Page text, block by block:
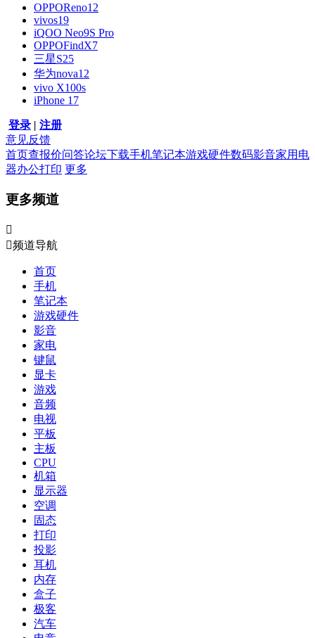
OPPOReno12
vivos19
iQOO Neo9S Pro
OPPOFindX7
三星S25
华为nova12
vivo X100s
iPhone 17
登录 | 注册
意见反馈
首页查报价问答论坛下载手机笔记本游戏硬件数码影音家用电
器办公打印 更多
更多频道

频道导航
首页
手机
笔记本
游戏硬件
影音
家电
键鼠
显卡
游戏
音频
电视
平板
主板
CPU
机箱
显示器
空调
固态
打印
投影
耳机
内存
盒子
极客
汽车